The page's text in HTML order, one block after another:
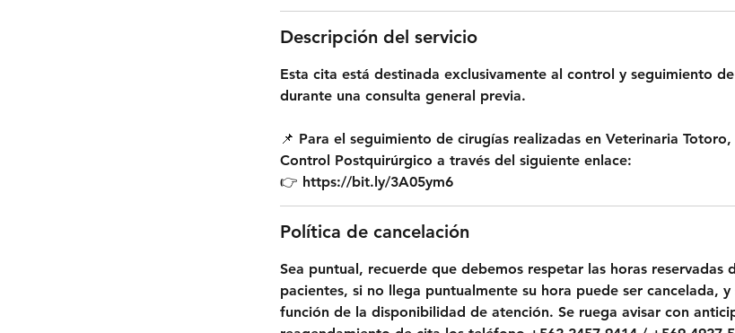
Descripción del servicio
Esta cita está destinada exclusivamente al control y seguimiento
durante una consulta general previa.
📌 Para el seguimiento de cirugías realizadas en Veterinaria
Control Postquirúrgico a través del siguiente enlace:
👉 https://bit.ly/3A05ym6
Política de cancelación
Sea puntual, recuerde que debemos respetar las horas reservadas
pacientes, si no llega puntualmente su hora puede ser cancelada,
función de la disponibilidad de atención. Se ruega avisar con